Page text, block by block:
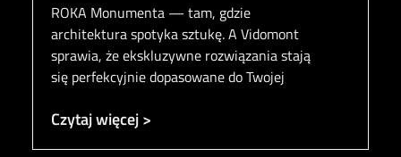
ROKA Monumenta — tam, gdzie
architektura spotyka sztukę. A Vidomont
sprawia, że ekskluzywne rozwiązania stają
się perfekcyjnie dopasowane do Twojej
Czytaj więcej >